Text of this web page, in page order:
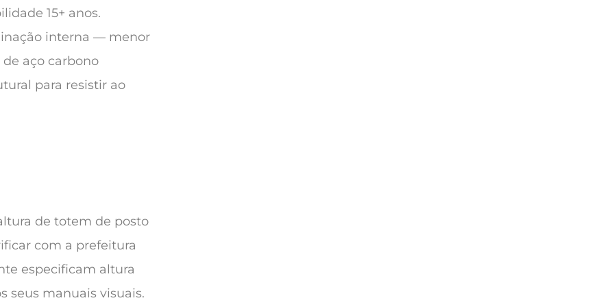
15+ anos.
interna — menor
aço carbono
para resistir ao
de totem de posto
com a prefeitura
especificam altura
seus manuais visuais.